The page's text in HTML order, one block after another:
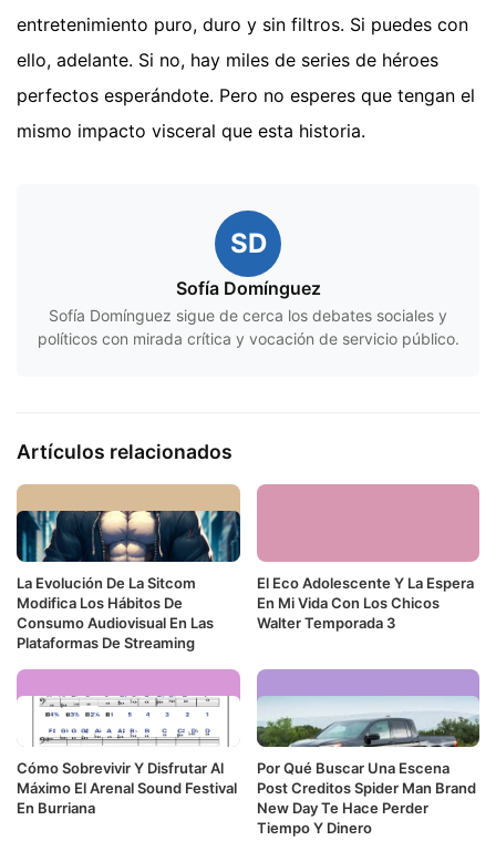
entretenimiento puro, duro y sin filtros. Si puedes con
ello, adelante. Si no, hay miles de series de héroes
perfectos esperándote. Pero no esperes que tengan el
mismo impacto visceral que esta historia.
SD
Sofía Domínguez
Sofía Domínguez sigue de cerca los debates sociales y
políticos con mirada crítica y vocación de servicio público.
Artículos relacionados
La Evolución De La Sitcom
Modifica Los Hábitos De
Consumo Audiovisual En Las
Plataformas De Streaming
El Eco Adolescente Y La Espera
En Mi Vida Con Los Chicos
Walter Temporada 3
Cómo Sobrevivir Y Disfrutar Al
Máximo El Arenal Sound Festival
En Burriana
Por Qué Buscar Una Escena
Post Creditos Spider Man Brand
New Day Te Hace Perder
Tiempo Y Dinero